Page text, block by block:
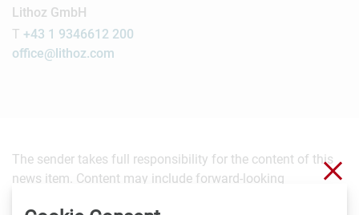
Lithoz GmbH
T +43 1 9346612 200
office@lithoz.com
The sender takes full responsibility for the content of this
news item. Content may include forward-looking